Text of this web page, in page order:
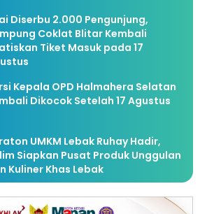
Diserbu 2.000 Pengunjung,
Coklat Blitar Kembali
Tiket Masuk pada 17
Kepala OPD Halmahera Selatan
Dikocok Setelah 17 Agustus
UMKM Lebak Ruhay Hadir,
Siapkan Pusat Produk Unggulan
Kuliner Khas Lebak